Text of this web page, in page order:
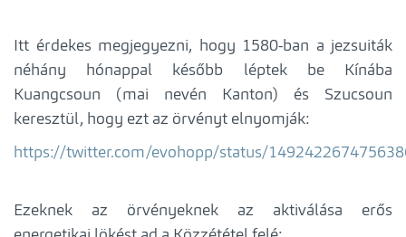
Itt érdekes megjegyezni, hogy 1580-ban a jezsuiták
néhány hónappal később léptek be Kínába
Kuangcsoun (mai nevén Kanton) és Szucsoun
keresztül, hogy ezt az örvényt elnyomják:
https://twitter.com/evohopp/status/
Ezeknek az örvényeknek az aktiválása erős